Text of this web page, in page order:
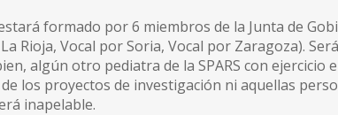
formado por 6 miembros de la Junta de
Rioja, Vocal por Soria, Vocal por Zaragoza).
algún otro pediatra de la SPARS con
los proyectos de investigación ni aquellas
inapelable.